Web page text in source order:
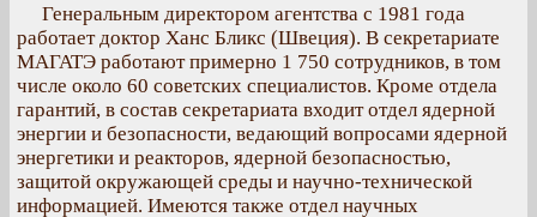
Генеральным директором агентства с 1981 года
работает доктор Ханс Бликс (Швеция). В секретариате
МАГАТЭ работают примерно 1 750 сотрудников, в том
числе около 60 советских специалистов. Кроме отдела
гарантий, в состав секретариата входит отдел ядерной
энергии и безопасности, ведающий вопросами ядерной
энергетики и реакторов, ядерной безопасностью,
защитой окружающей среды и научно-технической
информацией. Имеются также отдел научных